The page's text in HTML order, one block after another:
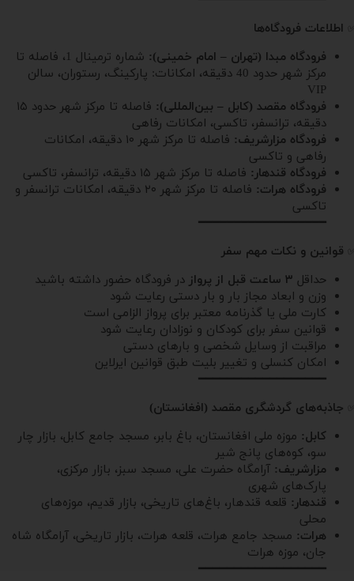
اطلاعات فرودگاه‌ها
فرودگاه مبدا (تهران – امام خمینی):
شماره ترمینال 1، فاصله تا
مرکز شهر حدود 40 دقیقه، امکانات: پارکینگ، رستوران، سالن
VIP
فرودگاه مقصد (کابل – بین‌المللی):
فاصله تا مرکز شهر حدود ۱۵
دقیقه، ترانسفر، تاکسی، امکانات رفاهی
فرودگاه مزارشریف:
فاصله تا مرکز شهر ۱۰ دقیقه، امکانات
رفاهی و تاکسی
فرودگاه قندهار: فاصله تا مرکز شهر ۱۵ دقیقه، ترانسفر، تاکسی
فرودگاه هرات:
فاصله تا مرکز شهر ۲۰ دقیقه، امکانات ترانسفر و
تاکسی
━━━━━━━━━━━━━━━━━━
قوانین و نکات مهم سفر
حداقل ۳ ساعت قبل از پرواز
در فرودگاه حضور داشته باشید
وزن و ابعاد مجاز بار و بار دستی رعایت شود
کارت ملی یا گذرنامه معتبر برای پرواز الزامی است
قوانین سفر برای کودکان و نوزادان رعایت شود
مراقبت از وسایل شخصی و بارهای دستی
امکان کنسلی و تغییر بلیت طبق قوانین ایرلاین
━━━━━━━━━━━━━━━━━━
جاذبه‌های گردشگری مقصد (افغانستان)
کابل: موزه ملی افغانستان، باغ بابر، مسجد جامع کابل، بازار چار
سو، کوه‌های پانج شیر
مزارشریف: آرامگاه حضرت علی، مسجد سبز، بازار مرکزی،
پارک‌های شهری
قندهار: قلعه قندهار، باغ‌های تاریخی، بازار قدیم، موزه‌های
محلی
هرات: مسجد جامع هرات، قلعه هرات، بازار تاریخی، آرامگاه شاه
جان، موزه هرات
━━━━━━━━━━━━━━━━━━